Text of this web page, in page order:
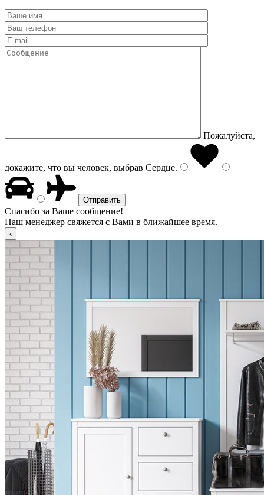
Пожалуйста,
докажите, что вы человек, выбрав Сердце.
Спасибо за Ваше сообщение!
Наш менеджер свяжется с Вами в ближайшее время.